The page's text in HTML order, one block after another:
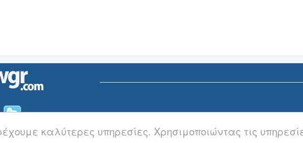
καλύτερες υπηρεσίες. Χρησιμοποιώντας τις